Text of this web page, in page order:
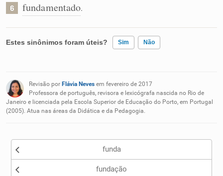
6 fundamentado.
Estes sinônimos foram úteis? Sim Não
Nenhum dos sinônimos apresentados me ajudou
Outro
Revisão por Flávia Neves em fevereiro de 2017
Professora de português, revisora e lexicógrafa nascida no Rio de
Janeiro e licenciada pela Escola Superior de Educação do Porto, em Portugal
(2005). Atua nas áreas da Didática e da Pedagogia.
funda
fundação